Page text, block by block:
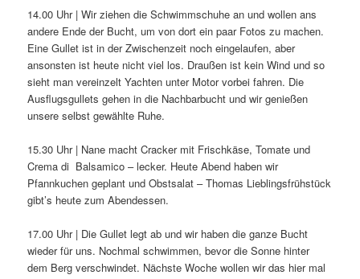
14.00 Uhr | Wir ziehen die Schwimmschuhe an und wollen ans
andere Ende der Bucht, um von dort ein paar Fotos zu machen.
Eine Gullet ist in der Zwischenzeit noch eingelaufen, aber
ansonsten ist heute nicht viel los. Draußen ist kein Wind und so
sieht man vereinzelt Yachten unter Motor vorbei fahren. Die
Ausflugsgullets gehen in die Nachbarbucht und wir genießen
unsere selbst gewählte Ruhe.
15.30 Uhr | Nane macht Cracker mit Frischkäse, Tomate und
Crema di Balsamico – lecker. Heute Abend haben wir
Pfannkuchen geplant und Obstsalat – Thomas Lieblingsfrühstück
gibt’s heute zum Abendessen.
17.00 Uhr | Die Gullet legt ab und wir haben die ganze Bucht
wieder für uns. Nochmal schwimmen, bevor die Sonne hinter
dem Berg verschwindet. Nächste Woche wollen wir das hier mal